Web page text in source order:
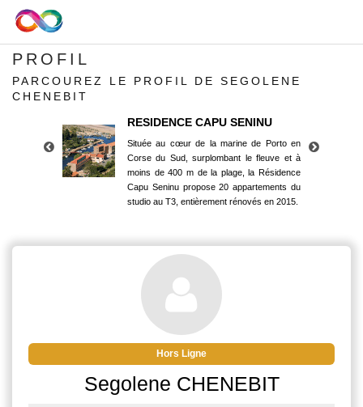
PROFIL
PARCOUREZ LE PROFIL DE SEGOLENE
CHENEBIT
RESIDENCE CAPU SENINU
Située au cœur de la marine de Porto en
Corse du Sud, surplombant le fleuve et à
moins de 400 m de la plage, la Résidence
Capu Seninu propose 20 appartements du
studio au T3, entièrement rénovés en 2015.
Corse du Sud, surplombant le fleuve et à
moins de 400 m de la plage, la Résidence
Capu Seninu propose 20 appartements du
studio au T3, entièrement rénovés en 2015.
Hors Ligne
Segolene CHENEBIT